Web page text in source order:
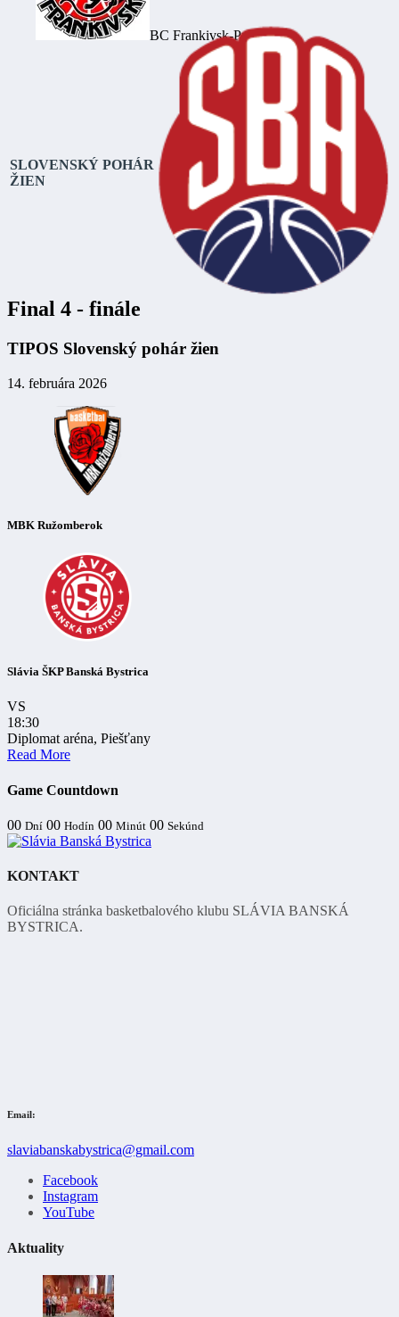
BC Frankivsk-Pryk.
SLOVENSKÝ POHÁR
ŽIEN
Final 4 - finále
TIPOS Slovenský pohár žien
14. februára 2026
MBK Ružomberok
Slávia ŠKP Banská Bystrica
VS
18:30
Diplomat aréna, Piešťany
Read More
Game Countdown
00 Dní 00 Hodín 00 Minút 00 Sekúnd
KONTAKT
Oficiálna stránka basketbalového klubu SLÁVIA BANSKÁ
BYSTRICA.
Email:
slaviabanskabystrica@gmail.com
Facebook
Instagram
YouTube
Aktuality